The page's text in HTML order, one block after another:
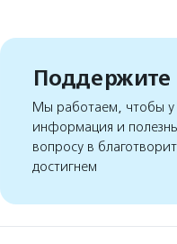
Поддержите
Мы работаем, чтобы у
информация и
вопросу в
достигнем